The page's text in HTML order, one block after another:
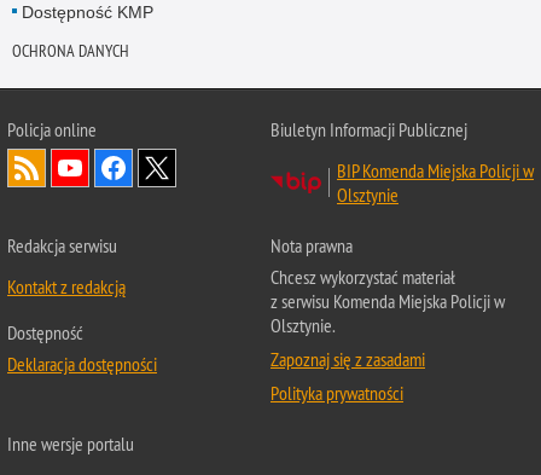
Dostępność KMP
OCHRONA DANYCH
Policja online
Biuletyn Informacji Publicznej
BIP Komenda Miejska Policji w
Olsztynie
Redakcja serwisu
Kontakt z redakcją
Dostępność
Deklaracja dostępności
Nota prawna
Chcesz wykorzystać materiał
z serwisu Komenda Miejska Policji w
Olsztynie.
Zapoznaj się z zasadami
Polityka prywatności
Inne wersje portalu